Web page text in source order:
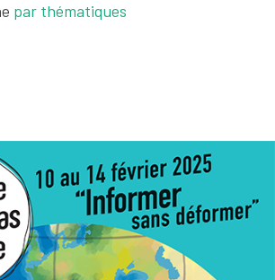
par thématiques